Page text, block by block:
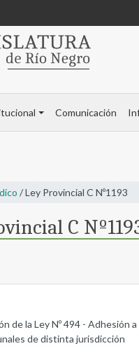
Comunicación
/ Ley Provincial C Nº1193
C
de la Ley Nº 494 - Adhesión
de distinta jurisdicción